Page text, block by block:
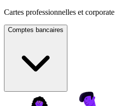
Cartes professionnelles et corporate
Comptes bancaires